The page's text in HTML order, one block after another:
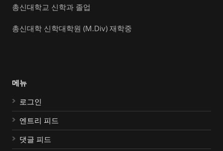
총신대학교 신학과 졸업
총신대학 신학대학원 (M.Div) 재학중
메뉴
로그인
엔트리 피드
댓글 피드